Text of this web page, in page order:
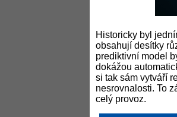
Historicky byl
obsahují desítky
prediktivní model
dokážou
si tak sám vytváří
nesrovnalosti. To
celý provoz.